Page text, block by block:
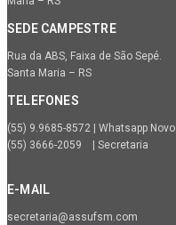
SEDE CAMPESTRE
Rua da ABS, Faixa de São Sepé.
Santa Maria – RS
TELEFONES
(55) 9.9685-8572 | Whatsapp Novo
(55) 3666-2059 | Secretaria
E-MAIL
secretaria@assufsm.com